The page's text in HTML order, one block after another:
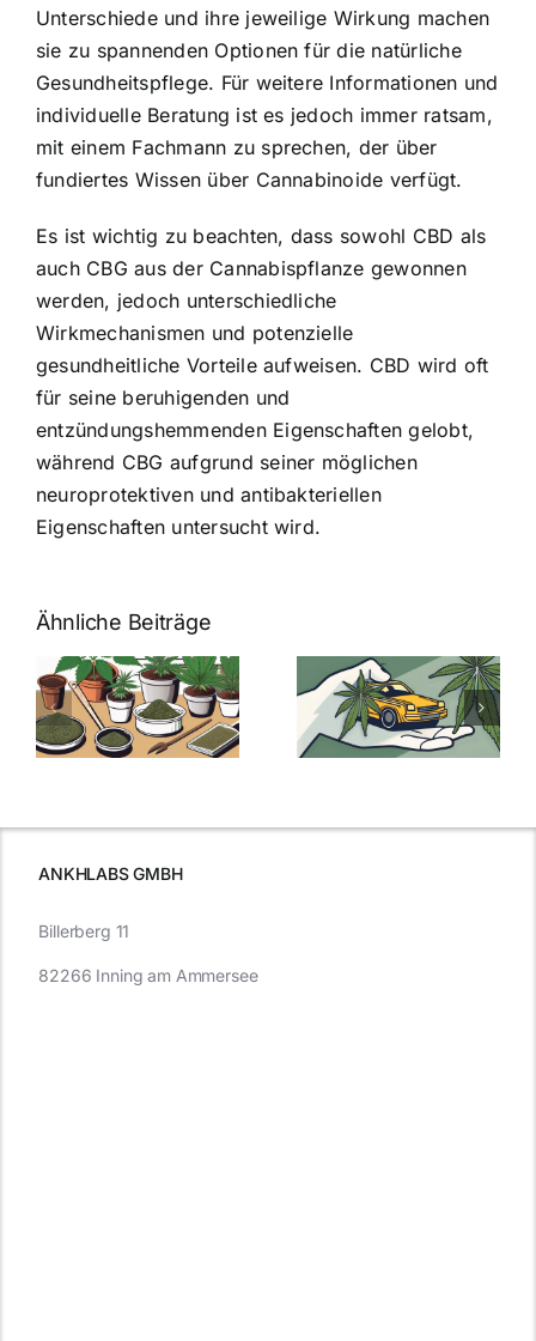
Unterschiede und ihre jeweilige Wirkung machen
sie zu spannenden Optionen für die natürliche
Gesundheitspflege. Für weitere Informationen und
individuelle Beratung ist es jedoch immer ratsam,
mit einem Fachmann zu sprechen, der über
fundiertes Wissen über Cannabinoide verfügt.
Es ist wichtig zu beachten, dass sowohl CBD als
auch CBG aus der Cannabispflanze gewonnen
werden, jedoch unterschiedliche
Wirkmechanismen und potenzielle
gesundheitliche Vorteile aufweisen. CBD wird oft
für seine beruhigenden und
entzündungshemmenden Eigenschaften gelobt,
während CBG aufgrund seiner möglichen
neuroprotektiven und antibakteriellen
Eigenschaften untersucht wird.
Ähnliche Beiträge
Neue THC-
Grenzwert-
Regelung:
Was Sie über
Cannabis und
müssen
Cannabis
Samen
kaufen: Alles
was Sie
ANKHLABS GMBH
Billerberg 11
82266 Inning am Ammersee